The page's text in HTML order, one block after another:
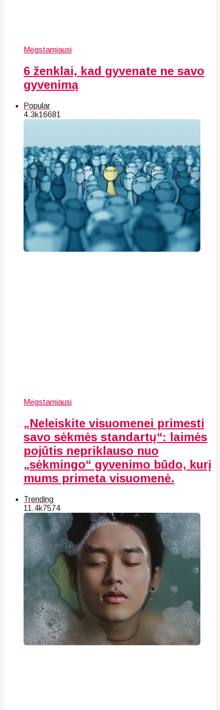
Mėgstamiausi
6 ženklai, kad gyvenate ne savo
gyvenimą
Popular
4.3k16681
Mėgstamiausi
„Neleiskite visuomenei primesti
savo sėkmės standartų“: laimės
pojūtis nepriklauso nuo
„sėkmingo“ gyvenimo būdo, kurį
mums primeta visuomenė.
Trending
11.4k7574